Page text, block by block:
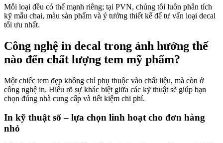
Mỗi loại đều có thế mạnh riêng; tại PVN, chúng tôi luôn phân tích
kỹ mẫu chai, màu sản phẩm và ý tưởng thiết kế để tư vấn loại decal
tối ưu nhất.
Công nghệ in decal trong ảnh hưởng thế
nào đến chất lượng tem mỹ phẩm?
Một chiếc tem đẹp không chỉ phụ thuộc vào chất liệu, mà còn ở
công nghệ in. Hiểu rõ sự khác biệt giữa các kỹ thuật sẽ giúp bạn
chọn đúng nhà cung cấp và tiết kiệm chi phí.
In kỹ thuật số – lựa chọn linh hoạt cho đơn hàng
nhỏ